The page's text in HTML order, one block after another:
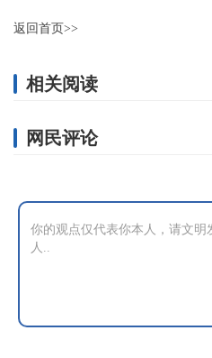
返回首页>>
相关阅读
网民评论